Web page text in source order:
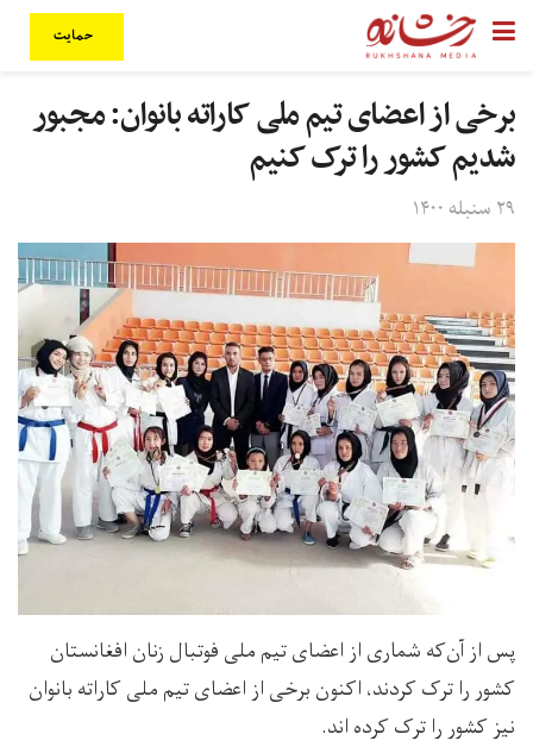
حمایت
برخی از اعضای تیم ملی کاراته بانوان: مجبور
شدیم کشور را ترک کنیم
۲۹ سنبله ۱۴۰۰
پس از آن‌که شماری از اعضای تیم ملی فوتبال زنان افغانستان
کشور را ترک کردند، اکنون برخی از اعضای تیم ملی کاراته بانوان
نیز کشور را ترک کرده اند.